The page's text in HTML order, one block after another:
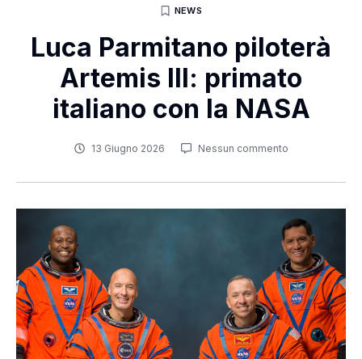
NEWS
Luca Parmitano piloterà
Artemis III: primato
italiano con la NASA
13 Giugno 2026 Nessun commento